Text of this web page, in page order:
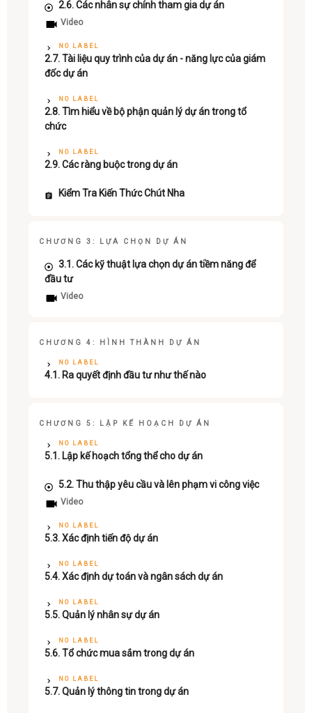
2.6. Các nhân sự chính tham gia dự án
Video
NO LABEL
2.7. Tài liệu quy trình của dự án - năng lực của giám
đốc dự án
NO LABEL
2.8. Tìm hiểu về bộ phận quản lý dự án trong tổ
chức
NO LABEL
2.9. Các ràng buộc trong dự án
Kiểm Tra Kiến Thức Chút Nha
CHƯƠNG 3: LỰA CHỌN DỰ ÁN
3.1. Các kỹ thuật lựa chọn dự án tiềm năng để
đầu tư
Video
CHƯƠNG 4: HÌNH THÀNH DỰ ÁN
NO LABEL
4.1. Ra quyết định đầu tư như thế nào
CHƯƠNG 5: LẬP KẾ HOẠCH DỰ ÁN
NO LABEL
5.1. Lập kế hoạch tổng thể cho dự án
5.2. Thu thập yêu cầu và lên phạm vi công việc
Video
NO LABEL
5.3. Xác định tiến độ dự án
NO LABEL
5.4. Xác định dự toán và ngân sách dự án
NO LABEL
5.5. Quản lý nhân sự dự án
NO LABEL
5.6. Tổ chức mua sắm trong dự án
NO LABEL
5.7. Quản lý thông tin trong dự án